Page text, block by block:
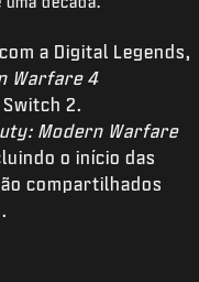
a Digital Legends,
Warfare 4
2.
Modern Warfare
o início das
compartilhados